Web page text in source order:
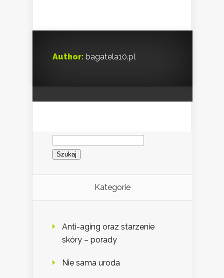
Author: bagatela10.pl
Szukaj:
Kategorie
Anti-aging oraz starzenie
skóry – porady
Nie sama uroda